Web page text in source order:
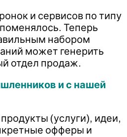
и сервисов по типу
Теперь
набором
может генерить
отдел продаж.
и с нашей
(услуги), идеи,
офферы и